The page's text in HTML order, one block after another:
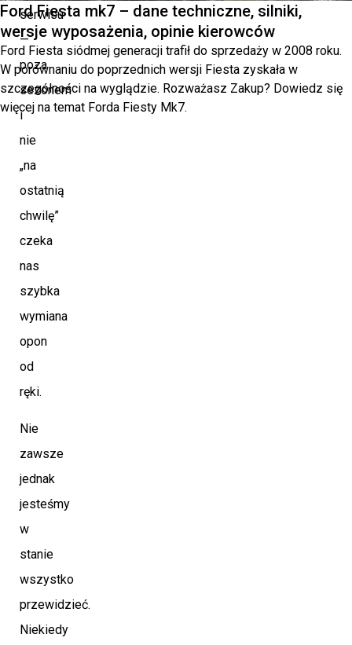
serwisu
—
poza
sezonem
i
nie
„na
ostatnią
chwilę”
czeka
nas
szybka
wymiana
opon
od
ręki.
Nie
zawsze
jednak
jesteśmy
w
stanie
wszystko
przewidzieć.
Niekiedy
Ford Fiesta mk7 – dane techniczne, silniki,
wersje wyposażenia, opinie kierowców
Ford Fiesta siódmej generacji trafił do sprzedaży w 2008 roku.
W porównaniu do poprzednich wersji Fiesta zyskała w
szczególności na wyglądzie. Rozważasz Zakup? Dowiedz się
więcej na temat Forda Fiesty Mk7.